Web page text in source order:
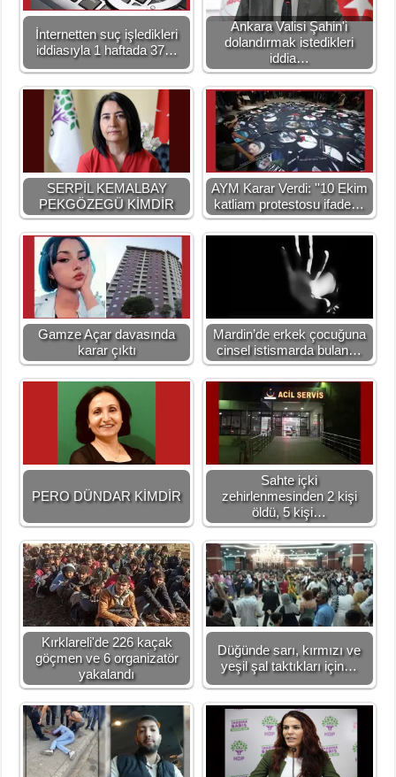
İnternetten suç işledikleri
iddiasıyla 1 haftada 37…
Ankara Valisi Şahin'i
dolandırmak istedikleri
iddia…
SERPİL KEMALBAY
PEKGÖZEGÜ KİMDİR
AYM Karar Verdi: ''10 Ekim
katliam protestosu ifade…
Gamze Açar davasında
karar çıktı
Mardin’de erkek çocuğuna
cinsel istismarda bulan…
PERO DÜNDAR KİMDİR
Sahte içki
zehirlenmesinden 2 kişi
öldü, 5 kişi…
Kırklareli'de 226 kaçak
göçmen ve 6 organizatör
yakalandı
Düğünde sarı, kırmızı ve
yeşil şal taktıkları için…